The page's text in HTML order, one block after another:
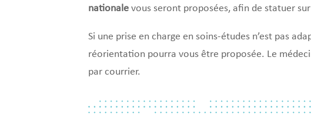
nationale vous seront proposées, afin de statuer
Si une prise en charge en soins-études n’est pas
réorientation pourra vous être proposée. Le
par courrier.